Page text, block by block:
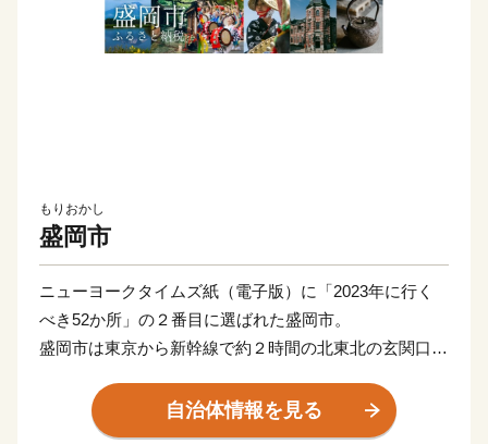
もりおかし
盛岡市
ニューヨークタイムズ紙（電子版）に「2023年に行く
べき52か所」の２番目に選ばれた盛岡市。
盛岡市は東京から新幹線で約２時間の北東北の玄関口で
り、東京駅の設計でも有名な辰野金吾氏が設計した、
「岩手銀行赤レンガ館」をはじめとする大正から昭和初
自治体情報を見る